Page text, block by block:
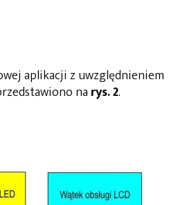
aplikacji z uwzględnieniem
narys. 2.